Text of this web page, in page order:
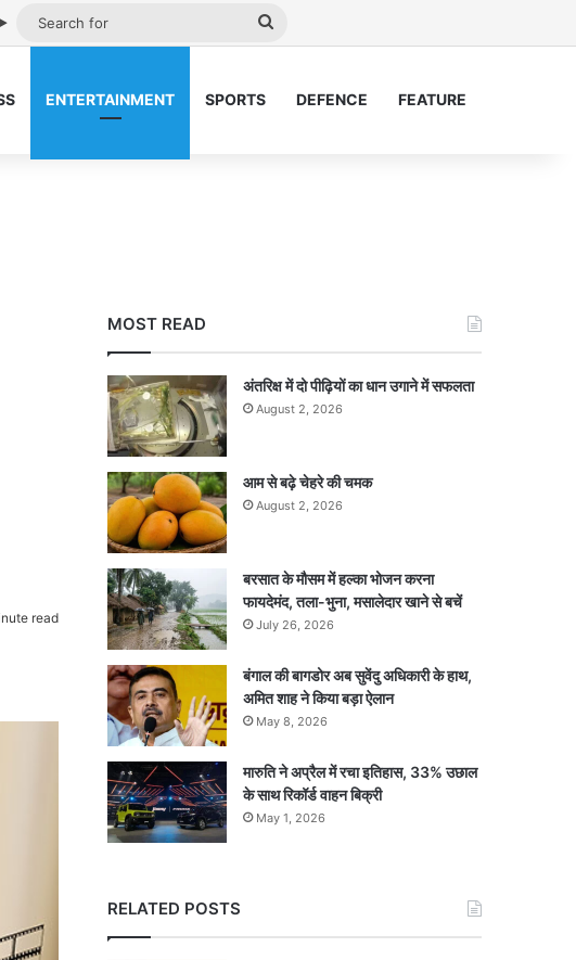
Google Play
ENTERTAINMENT SPORTS DEFENCE FEATURE
read
MOST READ
अंतरिक्ष में दो पीढ़ियों का धान उगाने में सफलता
August 2, 2026
आम से बढ़े चेहरे की चमक
August 2, 2026
बरसात के मौसम में हल्का भोजन करना
फायदेमंद, तला-भुना, मसालेदार खाने से बचें
July 26, 2026
बंगाल की बागडोर अब सुवेंदु अधिकारी के हाथ,
अमित शाह ने किया बड़ा ऐलान
May 8, 2026
मारुति ने अप्रैल में रचा इतिहास, 33% उछाल
के साथ रिकॉर्ड वाहन बिक्री
May 1, 2026
RELATED POSTS